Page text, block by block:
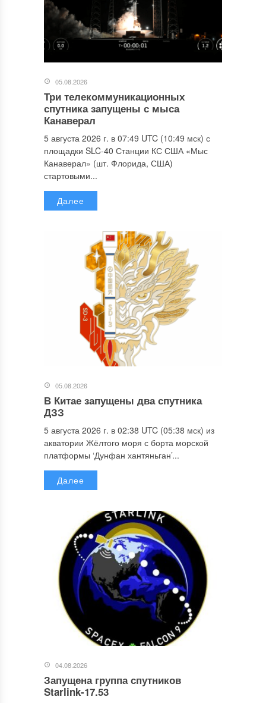
05.08.2026
Три телекоммуникационных
спутника запущены с мыса
Канаверал
5 августа 2026 г. в 07:49 UTC (10:49 мск) с
площадки SLC-40 Станции КС США «Мыс
Канаверал» (шт. Флорида, США)
стартовыми...
Далее
05.08.2026
В Китае запущены два спутника
ДЗЗ
5 августа 2026 г. в 02:38 UTC (05:38 мск) из
акватории Жёлтого моря с борта морской
платформы ‘Дунфан хантяньган’...
Далее
04.08.2026
Запущена группа спутников
Starlink-17.53